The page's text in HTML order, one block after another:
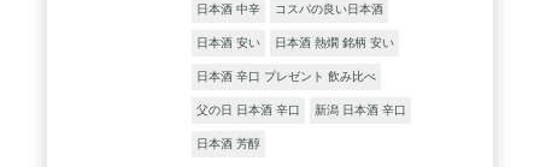
日本酒 中辛 コスパの良い日本酒
日本酒 安い 日本酒 熱燗 銘柄 安い
日本酒 辛口 プレゼント 飲み比べ
父の日 日本酒 辛口 新潟 日本酒 辛口
日本酒 芳醇